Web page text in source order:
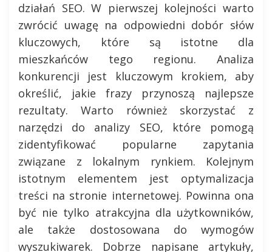
działań SEO. W pierwszej kolejności warto
zwrócić uwagę na odpowiedni dobór słów
kluczowych, które są istotne dla
mieszkańców tego regionu. Analiza
konkurencji jest kluczowym krokiem, aby
określić, jakie frazy przynoszą najlepsze
rezultaty. Warto również skorzystać z
narzędzi do analizy SEO, które pomogą
zidentyfikować popularne zapytania
związane z lokalnym rynkiem. Kolejnym
istotnym elementem jest optymalizacja
treści na stronie internetowej. Powinna ona
być nie tylko atrakcyjna dla użytkowników,
ale także dostosowana do wymogów
wyszukiwarek. Dobrze napisane artykuły,